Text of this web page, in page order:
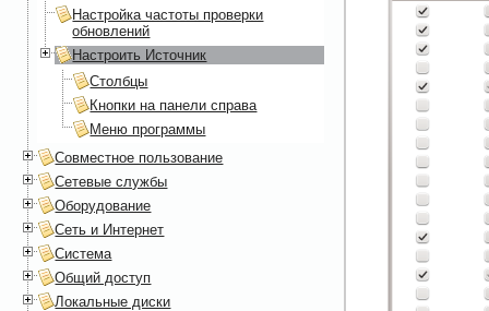
Настройка частоты проверки
обновлений
Настроить Источник
Столбцы
Кнопки на панели справа
Меню программы
Совместное пользование
Сетевые службы
Оборудование
Сеть и Интернет
Система
Общий доступ
Локальные диски